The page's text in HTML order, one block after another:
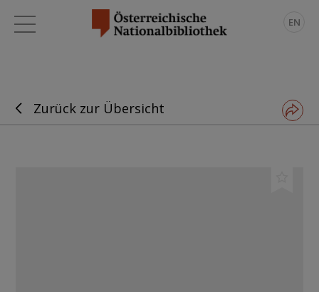
EN
Zurück zur Übersicht